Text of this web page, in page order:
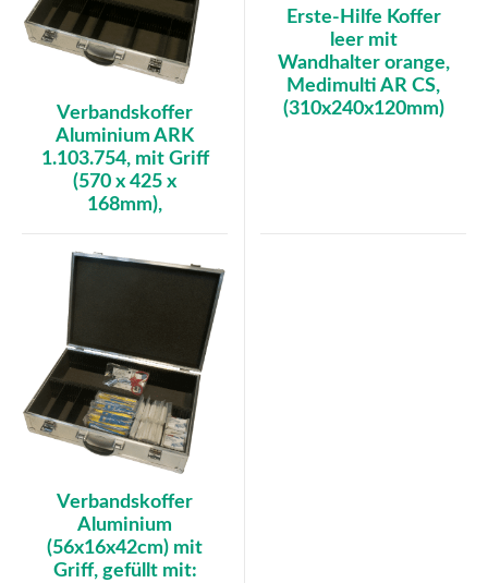
Verbandskoffer
Aluminium ARK
1.103.754, mit Griff
(570 x 425 x
168mm),
Erste-Hilfe Koffer
leer mit
Wandhalter orange,
Medimulti AR CS,
(310x240x120mm)
Verbandskoffer
Aluminium
(56x16x42cm) mit
Griff, gefüllt mit: